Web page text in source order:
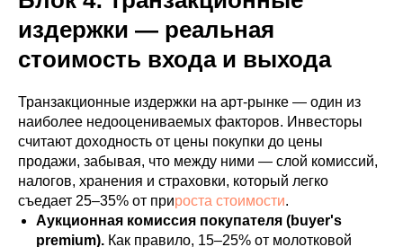
издержки — реальная
стоимость входа и выхода
Транзакционные издержки на арт-рынке — один из
наиболее недооцениваемых факторов. Инвесторы
считают доходность от цены покупки до цены
продажи, забывая, что между ними — слой комиссий,
налогов, хранения и страховки, который легко
съедает 25–35% от прироста стоимости.
Аукционная комиссия покупателя (buyer's
premium). Как правило, 15–25% от молотковой